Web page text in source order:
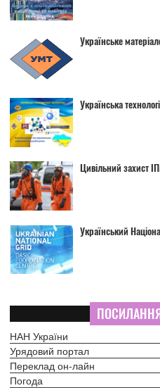
Українське
Українська
Цивільний захист
Український
НАН України
Урядовий портал
Переклад он-лайн
Погода